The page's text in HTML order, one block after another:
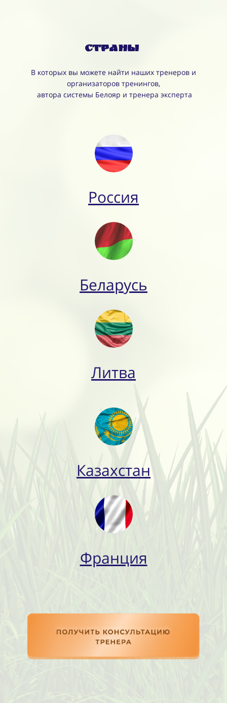
Страны
В которых вы можете найти наших тренеров и
организаторов тренингов,
автора системы Белояр и тренера эксперта
Россия
Беларусь
Литва
Казахстан
Франция